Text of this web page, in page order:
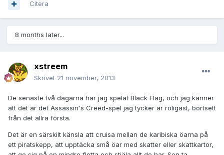
Citera
8 months later...
xstreem
Skrivet 21 november, 2013
De senaste två dagarna har jag spelat Black Flag, och jag känner
att det är det Assassin's Creed-spel jag tycker är roligast, bortsett
från det allra första.
Det är en särskilt känsla att cruisa mellan de karibiska öarna på
ett piratskepp, att upptäcka små öar med skatter eller skattkartor,